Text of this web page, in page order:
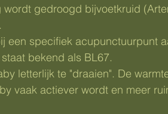
gedroogd bijvoetkruid
een specifiek acupunctuurpunt
bekend als BL67.
letterlijk te "draaien". De
vaak actiever wordt en meer